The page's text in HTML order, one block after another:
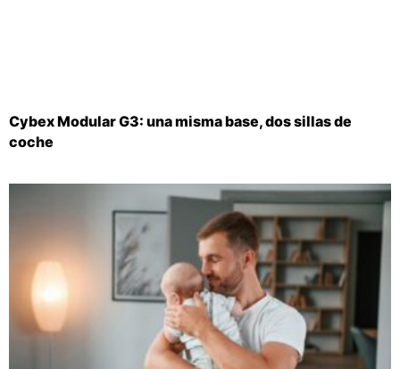
Cybex Modular G3: una misma base, dos sillas de
coche